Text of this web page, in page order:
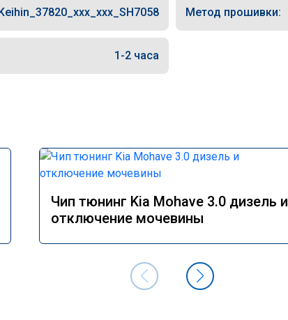
Метод прошивки:
1-2 часа
Чип тюнинг Kia Mohave 3.0 дизель и
отключение мочевины